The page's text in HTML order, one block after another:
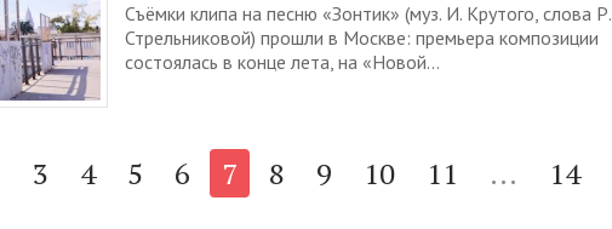
Cъёмки клипа на песню «Зонтик» (муз. И. Крутого, слова Р.
Стрельниковой) прошли в Москве: премьера композиции
состоялась в конце лета, на «Новой...
3 4 5 6 7 8 9 10 11 ... 14